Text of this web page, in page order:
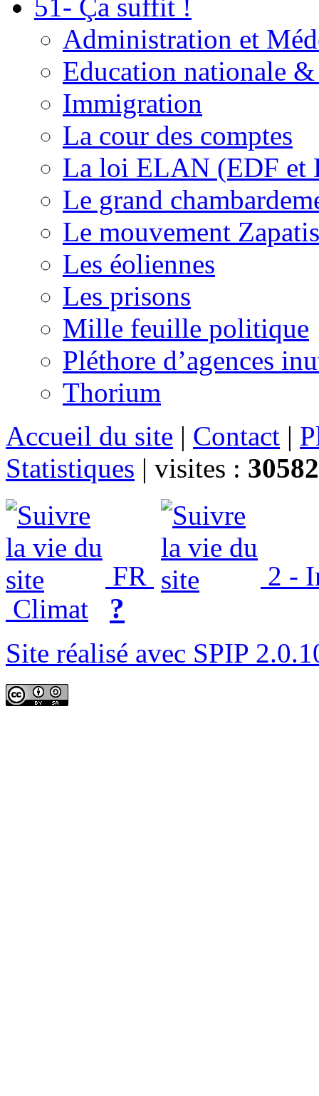
51- Ça suffit !
Administration et
Education nationale
Immigration
La cour des comptes
La loi ELAN (EDF et
Le grand
Le mouvement
Les éoliennes
Les prisons
Mille feuille politique
Pléthore d’agences
Thorium
Accueil du site | Contact |
Statistiques | visites :
FR
2 -
Climat
?
Site réalisé avec SPIP